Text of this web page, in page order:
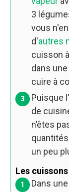
3
vous
d'autres
cuisson
dans
cuire à
Puisque
de
n’êtes
un peu
Les cuissons
Dans